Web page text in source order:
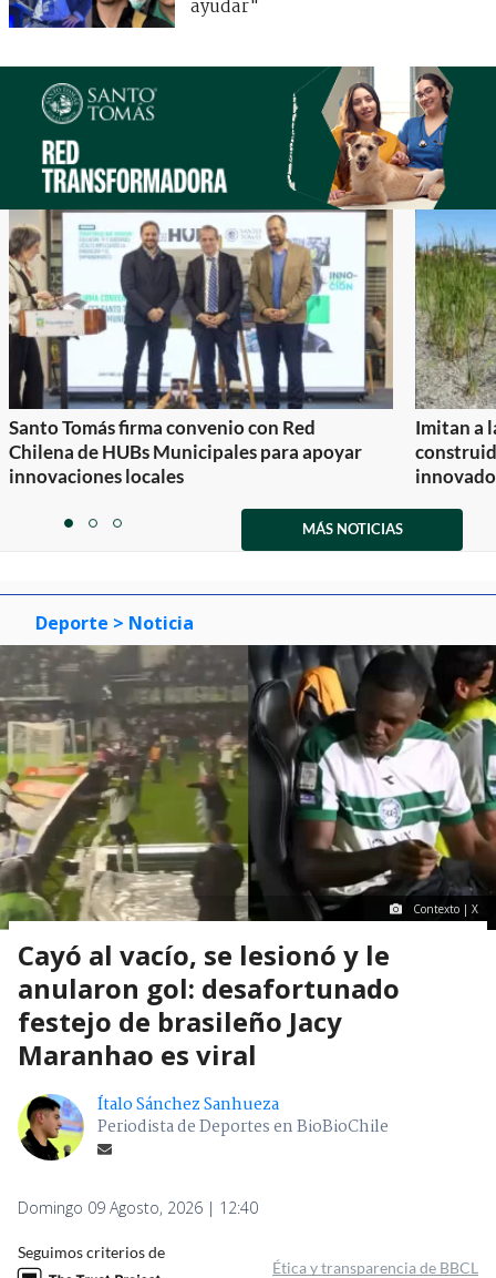
ayudar"
Santo Tomás firma convenio con Red
Chilena de HUBs Municipales para apoyar
innovaciones locales
Imitan a
itemitemitem
MÁS NOTICIAS
Deporte > Noticia
Contexto | X
Cayó al vacío, se lesionó y le
anularon gol: desafortunado
festejo de brasileño Jacy
Maranhao es viral
Ítalo Sánchez Sanhueza
Periodista de Deportes en BioBioChile
Domingo 09 Agosto, 2026 | 12:40
Seguimos criterios de
Ética y transparencia de BBCL